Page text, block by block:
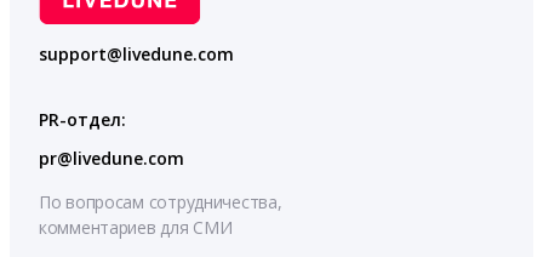
support@livedune.com
PR-отдел:
pr@livedune.com
По вопросам сотрудничества,
комментариев для СМИ